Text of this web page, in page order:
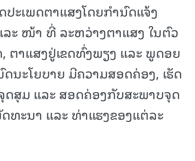
ະເພດຕາແສງໂດຍກຳນົດແຈ້ງ
ະ ໜ້າ ທີ່ ລະຫວ່າງຕາແສງ ໃນຕົວ
ຕາແສງຢູ່ເຂດທົ່ງພຽງ ແລະ ພູດອຍ
ນະໂຍບາຍ ມີຄວາມສອດຄ່ອງ, ເຮັດ
ສຸມ ແລະ ສອດຄ່ອງກັບສະພາບຈຸດ
ທະນາ ແລະ ທ່າແຮງຂອງແຕ່ລະ